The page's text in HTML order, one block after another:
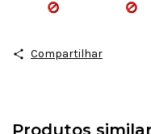
Compartilhar